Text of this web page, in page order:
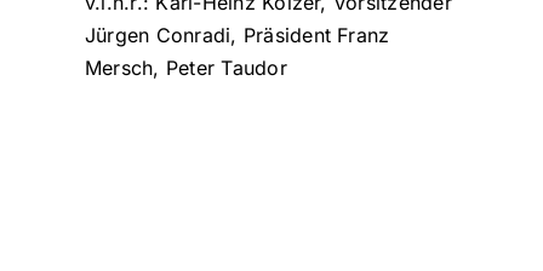
Jürgen Conradi, Präsident Franz
Mersch, Peter Taudor